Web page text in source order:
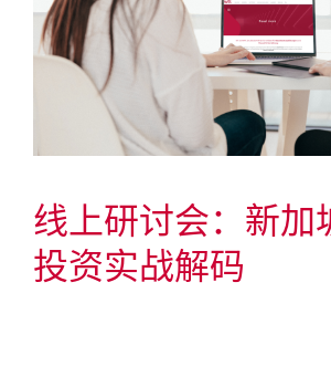
线上研讨会：新加
投资实战解码